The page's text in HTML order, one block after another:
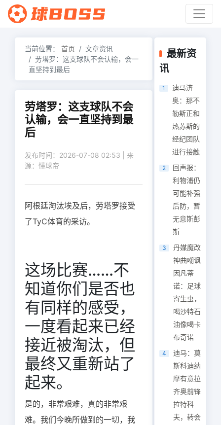
当前位置： 首页
文章资讯
劳塔罗：这支球队不会认输，会一
直坚持到最后
劳塔罗：这支球队不会
认输，会一直坚持到最
后
发布时间：2026-07-08 02:53 | 来
源：懂球帝
阿根廷淘汰埃及后，劳塔罗接受
了TyC体育的采访。
这场比赛……不
知道你们是否也
有同样的感受，
一度看起来已经
接近被淘汰，但
最终又重新站了
起来。
是的，非常艰难，真的非常艰
难。我们今晚所做到的一切，我
最新资
讯
1
迪马济
奥：那不
勒斯正和
热苏斯的
经纪团队
进行接触
2
回声报：
利物浦仍
可能补强
后防，暂
无意斯彭
斯
3
丹媒魔改
神曲嘲讽
因凡蒂
诺：足球
寄生虫，
喝沙特石
油像喝卡
布奇诺
4
迪马：莫
斯科迪纳
摩有意拉
齐奥前锋
拉特科
夫，转会